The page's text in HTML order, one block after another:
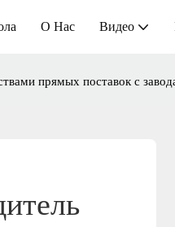
О Нас Видео
прямых поставок с